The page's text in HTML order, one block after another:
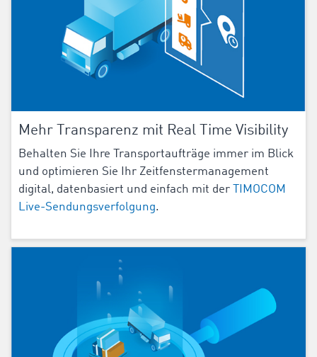
Mehr Transparenz mit Real Time Visibility
Behalten Sie Ihre Transportaufträge immer im Blick
und optimieren Sie Ihr Zeitfenstermanagement
digital, datenbasiert und einfach mit der
TIMOCOM
Live-Sendungsverfolgung.